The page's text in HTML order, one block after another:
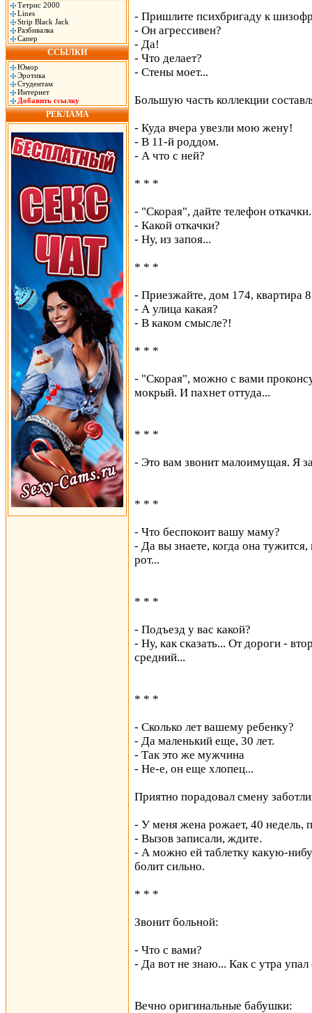
Тетрис 2000
Lines
Strip Black Jack
Разбивалка
Сапер
ССЫЛКИ
Юмор
Эротика
Студентам
Интернет
Добавить ссылку
РЕКЛАМА
- Пришлите психбригаду к
- Он агрессивен?
- Да!
- Что делает?
- Стены моет...
Большую часть коллекции
- Куда вчера увезли мою жену!
- В 11-й роддом.
- А что с ней?
* * *
- "Скорая", дайте телефон откачки.
- Какой откачки?
- Ну, из запоя...
* * *
- Приезжайте, дом 174, квартира
- А улица какая?
- В каком смысле?!
* * *
- "Скорая", можно с вами
мокрый. И пахнет оттуда...
* * *
- Это вам звонит малоимущая. Я
* * *
- Что беспокоит вашу маму?
- Да вы знаете, когда она
рот...
* * *
- Подъезд у вас какой?
- Ну, как сказать... От дороги -
средний...
* * *
- Сколько лет вашему ребенку?
- Да маленький еще, 30 лет.
- Так это же мужчина
- Не-е, он еще хлопец...
Приятно порадовал смену
- У меня жена рожает, 40 недель,
- Вызов записали, ждите.
- А можно ей таблетку какую-
болит сильно.
* * *
Звонит больной:
- Что с вами?
- Да вот не знаю... Как с утра упал
Вечно оригинальные бабушки: